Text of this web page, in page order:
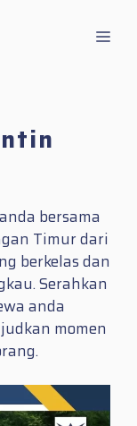
bersama
Timur dari
berkelas dan
Serahkan
anda
momen